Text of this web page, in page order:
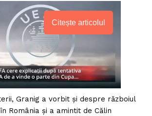
Citește articolul
Granig a vorbit și despre războiul
România și a amintit de Călin